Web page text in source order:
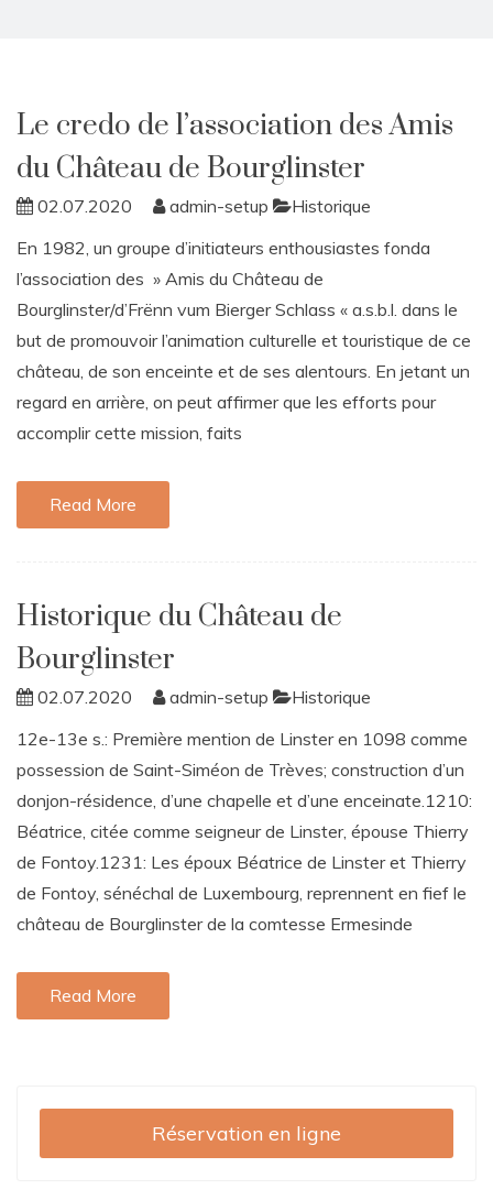
Le credo de l’association des Amis
du Château de Bourglinster
02.07.2020 admin-setup
Historique
En 1982, un groupe d’initiateurs enthousiastes fonda
l’association des » Amis du Château de
Bourglinster/d’Frënn vum Bierger Schlass « a.s.b.l. dans le
but de promouvoir l’animation culturelle et touristique de ce
château, de son enceinte et de ses alentours. En jetant un
regard en arrière, on peut affirmer que les efforts pour
accomplir cette mission, faits
Read More
Historique du Château de
Bourglinster
02.07.2020 admin-setup
Historique
12e-13e s.: Première mention de Linster en 1098 comme
possession de Saint-Siméon de Trèves; construction d’un
donjon-résidence, d’une chapelle et d’une enceinate.1210:
Béatrice, citée comme seigneur de Linster, épouse Thierry
de Fontoy.1231: Les époux Béatrice de Linster et Thierry
de Fontoy, sénéchal de Luxembourg, reprennent en fief le
château de Bourglinster de la comtesse Ermesinde
Read More
Réservation en ligne